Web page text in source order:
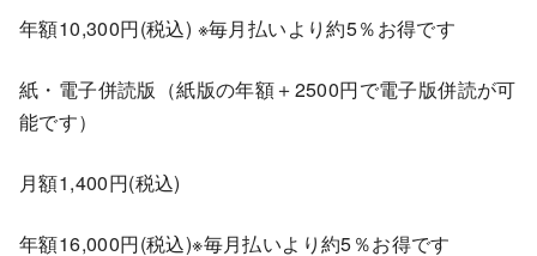
年額10,300円(税込) ※毎月払いより約5％お得です
紙・電子併読版（紙版の年額＋2500円で電子版併読が可
能です）
月額1,400円(税込)
年額16,000円(税込)※毎月払いより約5％お得です